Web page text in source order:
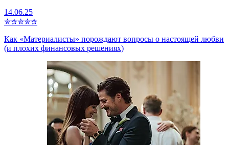
14.06.25
✮✮✮✮✮
Как «Материалисты» порождают вопросы о настоящей любви
(и плохих финансовых решениях)